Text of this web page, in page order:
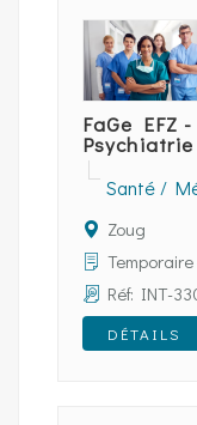
FaGe EFZ
Psychiatrie
Santé /
Zoug
Temporaire
Réf: INT-
DÉTAILS